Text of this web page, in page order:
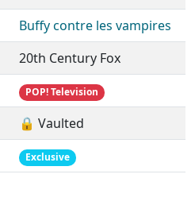
Buffy contre les vampires
20th Century Fox
POP! Television
🔒 Vaulted
Exclusive